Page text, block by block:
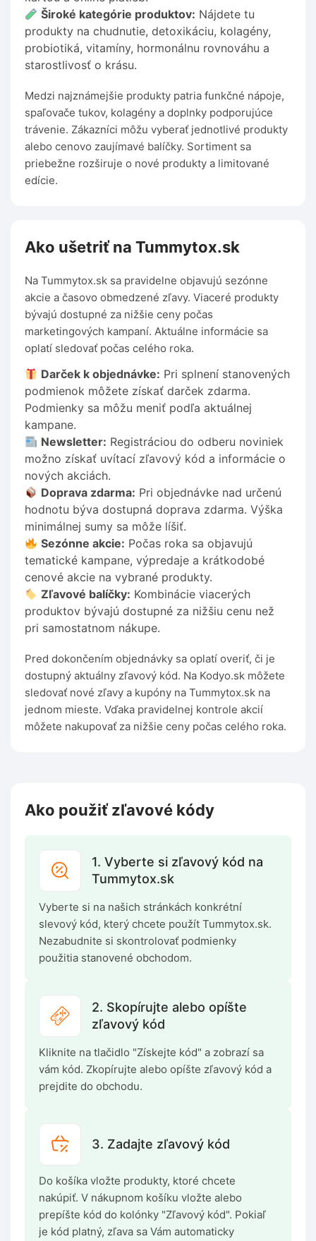
Široké kategórie produktov: Nájdete tu
produkty na chudnutie, detoxikáciu, kolagény,
probiotiká, vitamíny, hormonálnu rovnováhu a
starostlivosť o krásu.
Medzi najznámejšie produkty patria funkčné nápoje,
spaľovače tukov, kolagény a doplnky podporujúce
trávenie. Zákazníci môžu vyberať jednotlivé produkty
alebo cenovo zaujímavé balíčky. Sortiment sa
priebežne rozširuje o nové produkty a limitované
edície.
Ako ušetriť na Tummytox.sk
Na Tummytox.sk sa pravidelne objavujú sezónne
akcie a časovo obmedzené zľavy. Viaceré produkty
bývajú dostupné za nižšie ceny počas
marketingových kampaní. Aktuálne informácie sa
oplatí sledovať počas celého roka.
Darček k objednávke: Pri splnení stanovených
podmienok môžete získať darček zdarma.
Podmienky sa môžu meniť podľa aktuálnej
kampane.
Newsletter: Registráciou do odberu noviniek
možno získať uvítací zľavový kód a informácie o
nových akciách.
Doprava zdarma: Pri objednávke nad určenú
hodnotu býva dostupná doprava zdarma. Výška
minimálnej sumy sa môže líšiť.
Sezónne akcie: Počas roka sa objavujú
tematické kampane, výpredaje a krátkodobé
cenové akcie na vybrané produkty.
Zľavové balíčky: Kombinácie viacerých
produktov bývajú dostupné za nižšiu cenu než
pri samostatnom nákupe.
Pred dokončením objednávky sa oplatí overiť, či je
dostupný aktuálny zľavový kód. Na Kodyo.sk môžete
sledovať nové zľavy a kupóny na Tummytox.sk na
jednom mieste. Vďaka pravidelnej kontrole akcií
môžete nakupovať za nižšie ceny počas celého roka.
Ako použiť zľavové kódy
1. Vyberte si zľavový kód na
Tummytox.sk
Vyberte si na našich stránkách konkrétní
slevový kód, který chcete použít Tummytox.sk.
Nezabudnite si skontrolovať podmienky
použitia stanovené obchodom.
2. Skopírujte alebo opíšte
zľavový kód
Kliknite na tlačidlo "Získejte kód" a zobrazí sa
vám kód. Zkopírujte alebo opíšte zľavový kód a
prejdite do obchodu.
3. Zadajte zľavový kód
Do košíka vložte produkty, ktoré chcete
nakúpiť. V nákupnom košíku vložte alebo
prepíšte kód do kolónky "Zľavový kód". Pokiaľ
je kód platný, zľava sa Vám automaticky